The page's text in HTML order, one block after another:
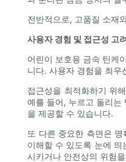
전반적으로, 고품질 소재
사용자 경험 및 접근성 고
어린이 보호용 금속 틴케
니다. 사용자 경험을 최우
접근성을 최적화하기 위
예를 들어, 누르고 돌리는
을 제공할 수 있습니다.
또 다른 중요한 측면은
이해할 수 있도록 눈에
시키거나 안전상의 위험